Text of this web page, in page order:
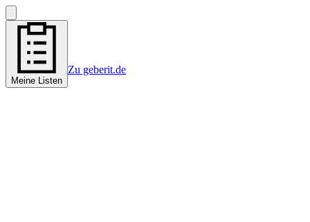
Meine Listen
Zu geberit.de